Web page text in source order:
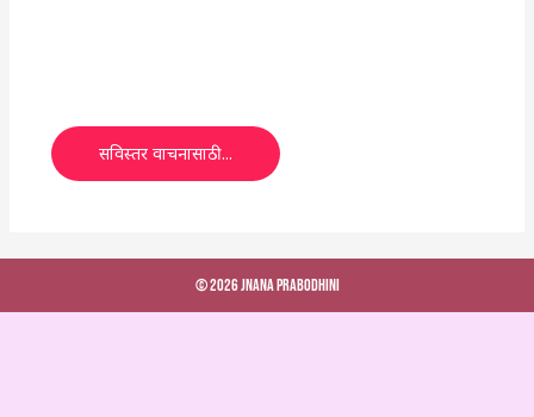
सविस्तर वाचनासाठी...
© 2026 Jnana Prabodhini